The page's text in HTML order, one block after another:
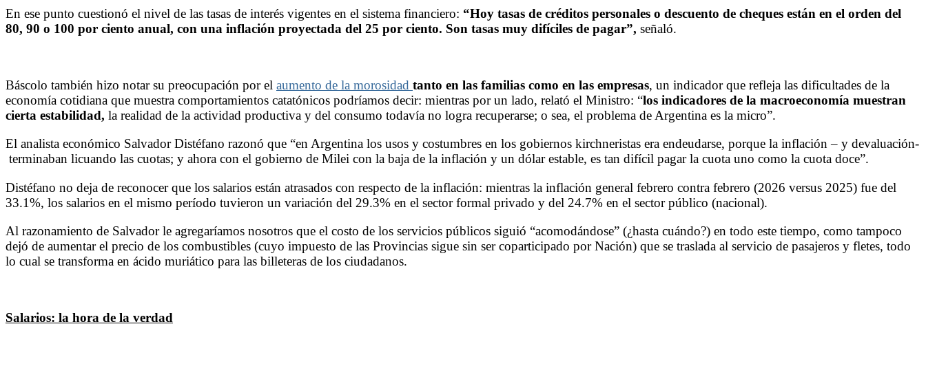
En ese punto cuestionó el nivel de las tasas de interés vigentes en el sistema financiero: “Hoy tasas de créditos personales o descuento de cheques están en el orden del
80, 90 o 100 por ciento anual, con una inflación proyectada del 25 por ciento. Son tasas muy difíciles de pagar”, señaló.
Báscolo también hizo notar su preocupación por el aumento de la morosidad tanto en las familias como en las empresas, un indicador que refleja las dificultades de la
economía cotidiana que muestra comportamientos catatónicos podríamos decir: mientras por un lado, relató el Ministro: “los indicadores de la macroeconomía muestran
cierta estabilidad, la realidad de la actividad productiva y del consumo todavía no logra recuperarse; o sea, el problema de Argentina es la micro”.
El analista económico Salvador Distéfano razonó que “en Argentina los usos y costumbres en los gobiernos kirchneristas era endeudarse, porque la inflación – y devaluación-
terminaban licuando las cuotas; y ahora con el gobierno de Milei con la baja de la inflación y un dólar estable, es tan difícil pagar la cuota uno como la cuota doce”.
Distéfano no deja de reconocer que los salarios están atrasados con respecto de la inflación: mientras la inflación general febrero contra febrero (2026 versus 2025) fue del
33.1%, los salarios en el mismo período tuvieron un variación del 29.3% en el sector formal privado y del 24.7% en el sector público (nacional).
Al razonamiento de Salvador le agregaríamos nosotros que el costo de los servicios públicos siguió “acomodándose” (¿hasta cuándo?) en todo este tiempo, como tampoco
dejó de aumentar el precio de los combustibles (cuyo impuesto de las Provincias sigue sin ser coparticipado por Nación) que se traslada al servicio de pasajeros y fletes, todo
lo cual se transforma en ácido muriático para las billeteras de los ciudadanos.
Salarios: la hora de la verdad